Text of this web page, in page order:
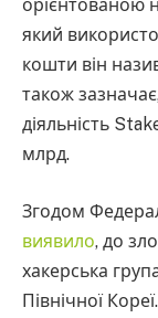
орієнтованою
який
кошти він
також
діяльність
млрд.
Згодом
виявило, до
хакерська
Північної